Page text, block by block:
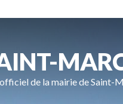
de la mairie de Saint-